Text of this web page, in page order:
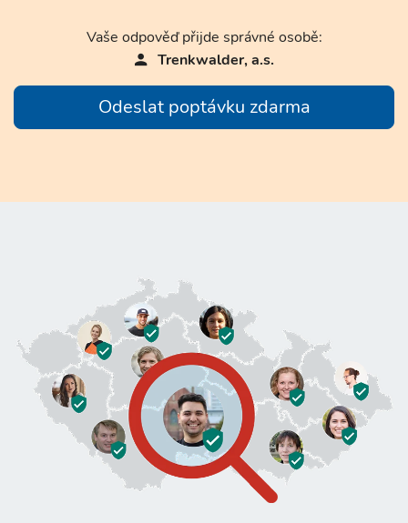
Vaše odpověď přijde správné osobě:
Trenkwalder, a.s.
Odeslat poptávku zdarma